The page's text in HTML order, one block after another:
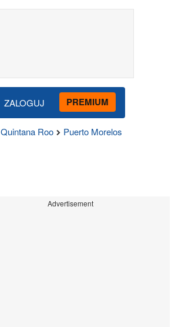
ZALOGUJ PREMIUM
Quintana Roo Puerto Morelos
Advertisement